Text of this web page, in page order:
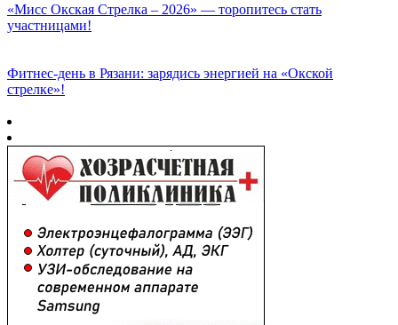
«Мисс Окская Стрелка – 2026» — торопитесь стать
участницами!
Фитнес‑день в Рязани: зарядись энергией на «Окской
стрелке»!